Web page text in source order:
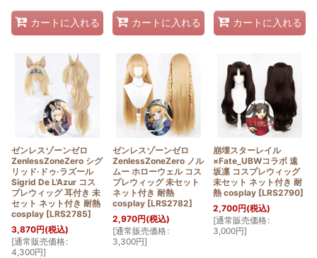
カートに入れる カートに入れる カートに入れる
ゼンレスゾーンゼロ
ZenlessZoneZero シグ
リッド·ドゥ·ラズール
Sigrid De L'Azur コス
プレウィッグ 耳付き 未
セット ネット付き 耐熱
cosplay [LRS2785]
3,870円(税込)
[通常販売価格:
4,300円]
ゼンレスゾーンゼロ
ZenlessZoneZero ノル
ムー ホローウェル コス
プレウィッグ 未セット
ネット付き 耐熱
cosplay [LRS2782]
2,970円(税込)
[通常販売価格:
3,300円]
崩壊スターレイル
×Fate_UBWコラボ 遠
坂凛 コスプレウィッグ
未セット ネット付き 耐
熱 cosplay [LRS2790]
2,700円(税込)
[通常販売価格:
3,000円]